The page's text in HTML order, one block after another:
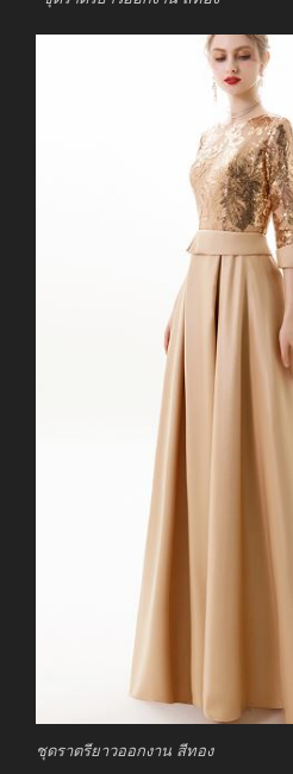
ชุดราตรียาวออกงาน สีทอง